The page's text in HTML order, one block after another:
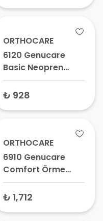
ORTHOCARE
6120 Genucare
Basic Neopren
Dizlik – Medikal
Dizlik, Ortopedik
₺ 928
ORTHOCARE
6910 Genucare
Comfort Örme
Dizlik – Patella
Destekli Diz Ateli,
₺ 1,712